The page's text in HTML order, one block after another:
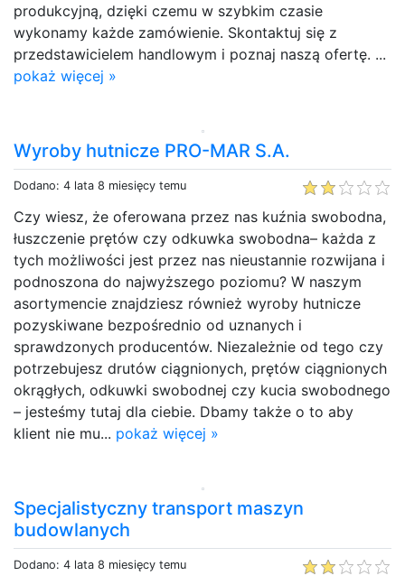
produkcyjną, dzięki czemu w szybkim czasie
wykonamy każde zamówienie. Skontaktuj się z
przedstawicielem handlowym i poznaj naszą ofertę. ...
pokaż więcej »
Wyroby hutnicze PRO-MAR S.A.
Dodano: 4 lata 8 miesięcy temu
Czy wiesz, że oferowana przez nas kuźnia swobodna,
łuszczenie prętów czy odkuwka swobodna– każda z
tych możliwości jest przez nas nieustannie rozwijana i
podnoszona do najwyższego poziomu? W naszym
asortymencie znajdziesz również wyroby hutnicze
pozyskiwane bezpośrednio od uznanych i
sprawdzonych producentów. Niezależnie od tego czy
potrzebujesz drutów ciągnionych, prętów ciągnionych
okrągłych, odkuwki swobodnej czy kucia swobodnego
– jesteśmy tutaj dla ciebie. Dbamy także o to aby
klient nie mu... pokaż więcej »
Specjalistyczny transport maszyn
budowlanych
Dodano: 4 lata 8 miesięcy temu